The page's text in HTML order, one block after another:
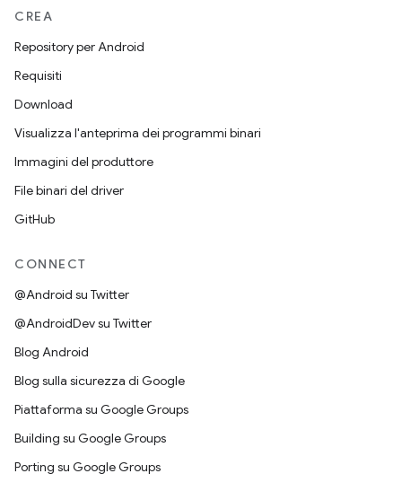
CREA
Repository per Android
Requisiti
Download
Visualizza l'anteprima dei programmi binari
Immagini del produttore
File binari del driver
GitHub
CONNECT
@Android su Twitter
@AndroidDev su Twitter
Blog Android
Blog sulla sicurezza di Google
Piattaforma su Google Groups
Building su Google Groups
Porting su Google Groups